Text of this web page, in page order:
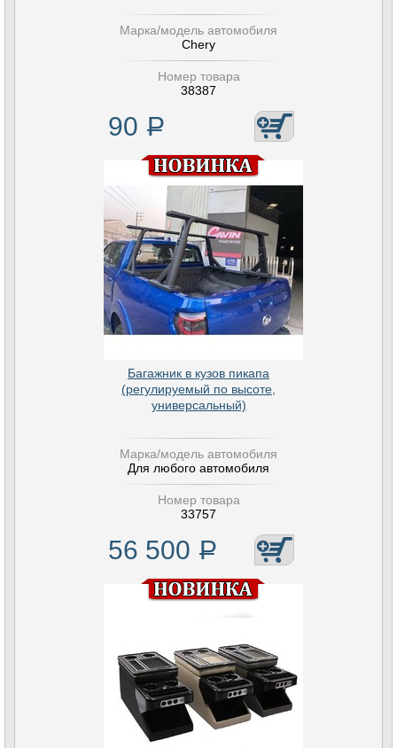
Марка/модель автомобиля
Chery
Номер товара
38387
90 Р
Багажник в кузов пикапа
(регулируемый по высоте,
универсальный)
Марка/модель автомобиля
Для любого автомобиля
Номер товара
33757
56 500 Р